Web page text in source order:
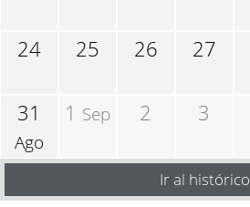
24 25 26 27
31
Ago
1 Sep 2 3
Ir al histórico